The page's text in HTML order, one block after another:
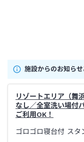
施設からのお知らせ
リゾートエリア（舞
なし／全室洗い場付
ご利用OK！
ゴロゴロ寝台付 ス